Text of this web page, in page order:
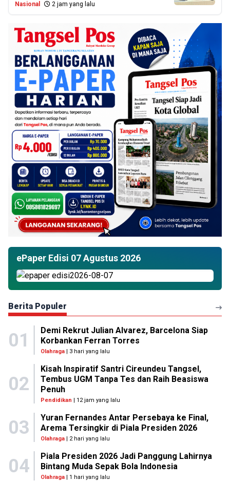
Nasional 2 jam yang lalu
ePaper Edisi 07 Agustus 2026
Berita Populer
01
Demi Rekrut Julian Alvarez, Barcelona Siap
Korbankan Ferran Torres
Olahraga| 3 hari yang lalu
02
Kisah Inspiratif Santri Cireundeu Tangsel,
Tembus UGM Tanpa Tes dan Raih Beasiswa
Penuh
Pendidikan | 12 jam yang lalu
03
Yuran Fernandes Antar Persebaya ke Final,
Arema Tersingkir di Piala Presiden 2026
Olahraga| 2 hari yang lalu
04
Piala Presiden 2026 Jadi Panggung Lahirnya
Bintang Muda Sepak Bola Indonesia
Olahraga| 1 hari yang lalu